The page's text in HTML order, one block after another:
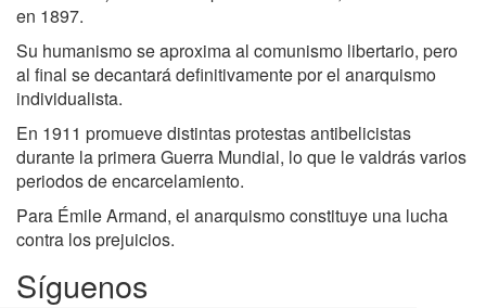
en 1897.
Su humanismo se aproxima al comunismo libertario, pero
al final se decantará definitivamente por el anarquismo
individualista.
En 1911 promueve distintas protestas antibelicistas
durante la primera Guerra Mundial, lo que le valdrás varios
periodos de encarcelamiento.
Para Émile Armand, el anarquismo constituye una lucha
contra los prejuicios.
Síguenos